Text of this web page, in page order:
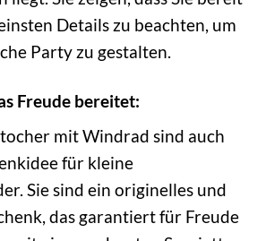
Details zu beachten, um
Party zu gestalten.
Freude bereitet:
mit Windrad sind auch
für kleine
Sie sind ein originelles und
das garantiert für Freude